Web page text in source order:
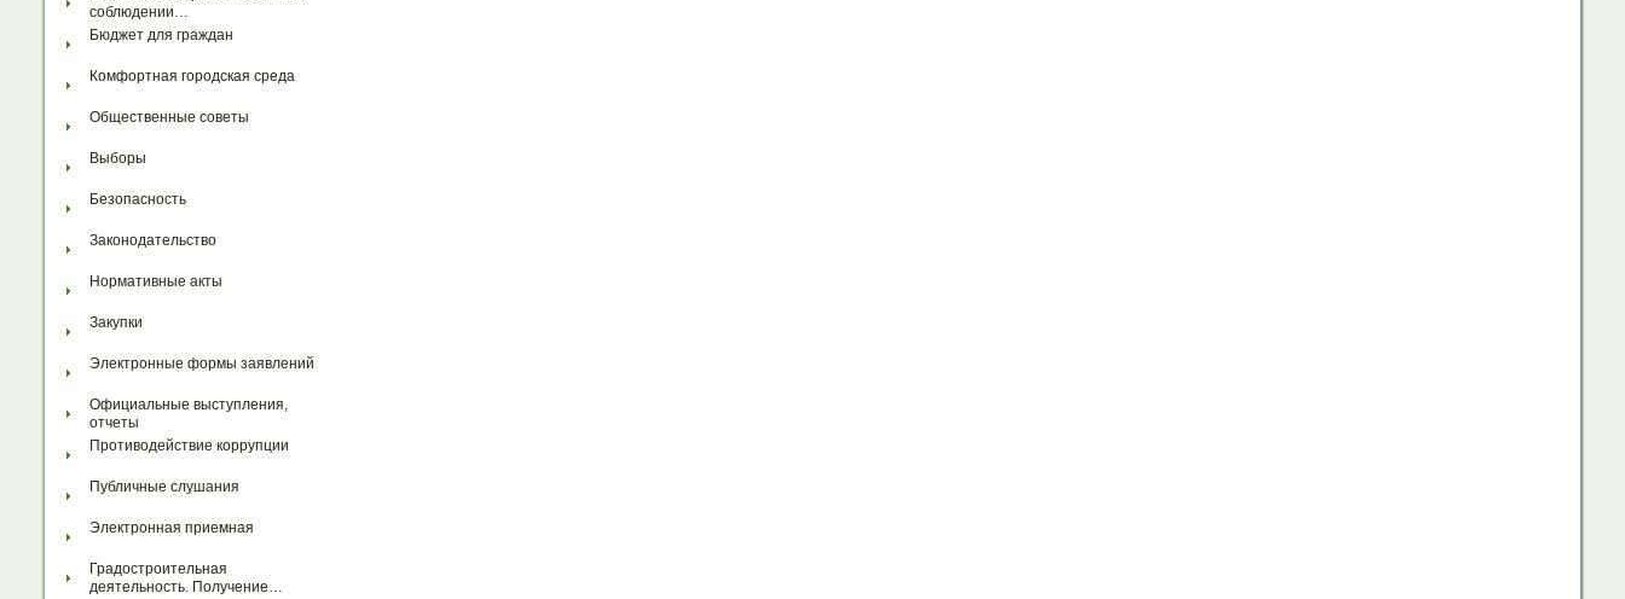
соблюдении…
Бюджет для граждан
Комфортная городская среда
Общественные советы
Выборы
Безопасность
Законодательство
Нормативные акты
Закупки
Электронные формы заявлений
Официальные выступления,
отчеты
Противодействие коррупции
Публичные слушания
Электронная приемная
Градостроительная
деятельность. Получение…